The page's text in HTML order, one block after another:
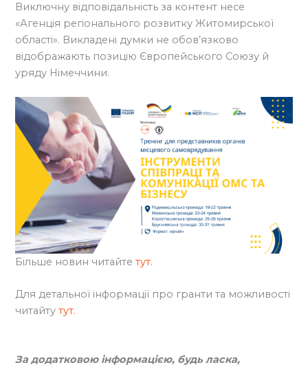
Виключну відповідальність за контент несе
«Агенція регіонального розвитку Житомирської
області». Викладені думки не обов’язково
відображають позицію Європейського Союзу й
уряду Німеччини.
Більше новин читайтетут.
Для детальної інформації про гранти та можливості
читайту тут.
За додатковою інформацією, будь ласка,